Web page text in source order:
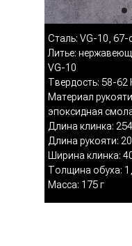
Сталь: VG-10, 67-
Литье:
VG-10
Твердость: 58-62
Материал
эпоксидная
Длина клинка:
Длина рукояти:
Ширина клинка:
Толщина обуха:
Масса: 175 г